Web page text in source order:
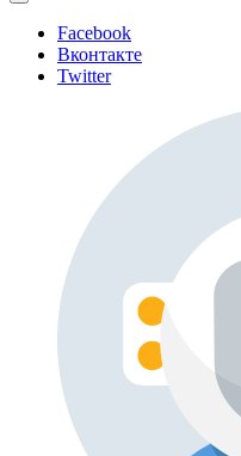
Facebook
Вконтакте
Twitter